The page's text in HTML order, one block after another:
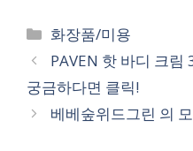
Categories
화장품/미용
PAVEN 핫 바디 크림
궁금하다면 클릭!
베베숲위드그린 의